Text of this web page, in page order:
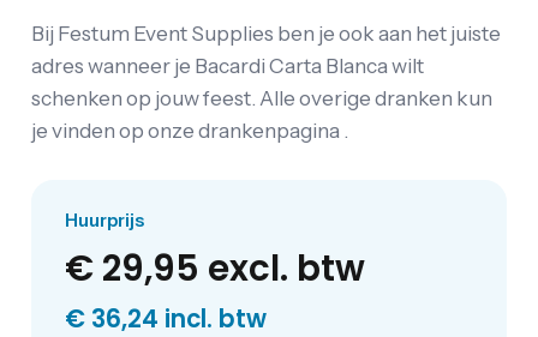
Bij Festum Event Supplies ben je ook aan het juiste
adres wanneer je Bacardi Carta Blanca wilt
schenken op jouw feest. Alle overige dranken kun
je vinden op onze drankenpagina .
Huurprijs
€ 29,95 excl. btw
€ 36,24 incl. btw